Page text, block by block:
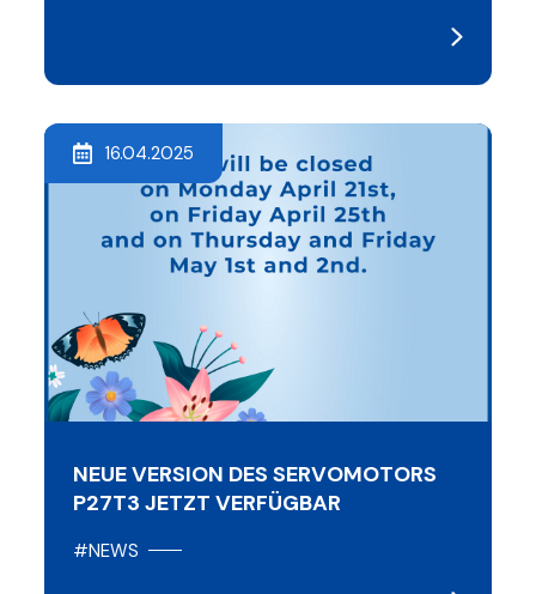
16.04.2025
NEUE VERSION DES SERVOMOTORS
P27T3 JETZT VERFÜGBAR
#NEWS